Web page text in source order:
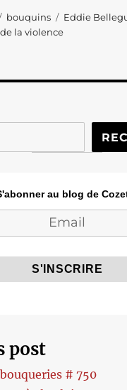
Catégories
bouquins Étiquettes
Eddie
la violence
au blog de
post
# 750